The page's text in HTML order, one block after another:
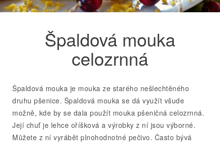
Špaldová mouka
celozrnná
Špaldová mouka je mouka ze starého nešlechtěného
druhu pšenice. Špaldová mouka se dá využít všude
možně, kde by se dala použít mouka pšeničná celozrnná.
Její chuť je lehce oříšková a výrobky z ní jsou výborné.
Můžete z ní vyrábět plnohodnotné pečivo. Často bývá